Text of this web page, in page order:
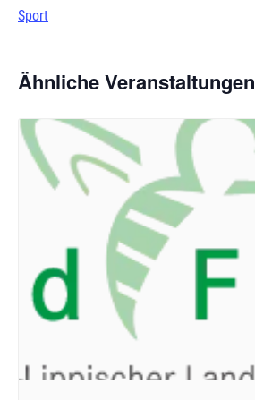
Sport
Ähnliche Veranstaltungen